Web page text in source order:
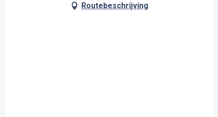
Routebeschrijving